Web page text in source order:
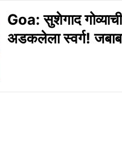
Goa: सुशेगाद
अडकलेला स्वर्ग!